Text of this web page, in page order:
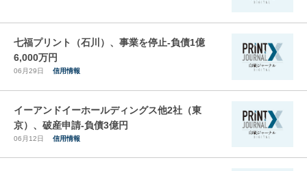
七福プリント（石川）、事業を停止-負債1億
6,000万円
06月29日 信用情報
イーアンドイーホールディングス他2社（東
京）、破産申請-負債3億円
06月12日 信用情報